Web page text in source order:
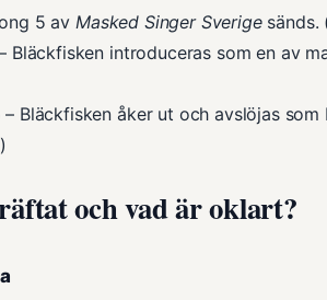
5 av Masked Singer Sverigesänds.
Bläckfisken introduceras som en av
– Bläckfisken åker ut och avslöjas som
och vad är oklart?